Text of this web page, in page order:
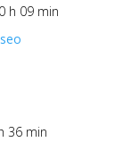
h 09 min
seo
36 min